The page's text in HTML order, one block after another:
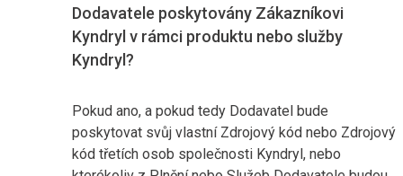
Dodavatele poskytovány Zákazníkovi
Kyndryl v rámci produktu nebo služby
Kyndryl?
Pokud ano, a pokud tedy Dodavatel bude
poskytovat svůj vlastní Zdrojový kód nebo Zdrojový
kód třetích osob společnosti Kyndryl, nebo